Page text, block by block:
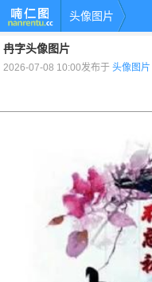
头像图片
冉字头像图片
2026-07-08 10:00发布于头像图片